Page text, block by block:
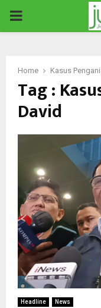
PRIMARY
Home Kasus
Tag :
David
Headline News